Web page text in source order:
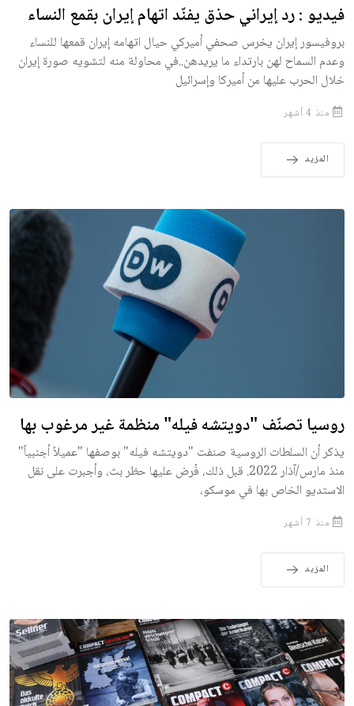
فيديو : رد إيراني حذق يفنّد اتهام إيران بقمع النساء
بروفيسور إيران يخرس صحفي أميركي حيال اتهامه إيران قمعها للنساء
وعدم السماح لهن بارتداء ما يريدهن..في محاولة منه لتشويه صورة إيران
خلال الحرب عليها من أميركا وإسرائيل
منذ 4 أشهر
المزيد
روسيا تصنّف "دويتشه فيله" منظمة غير مرغوب بها
يذكر أن السلطات الروسية صنفت "دويتشه فيله" بوصفها "عميلاً أجنبياً"
منذ مارس/آذار 2022. قبل ذلك، فُرض عليها حظر بث، وأجبرت على نقل
الاستديو الخاص بها في موسكو،
منذ 7 أشهر
المزيد